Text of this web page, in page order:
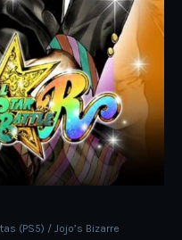
(PS5) / Jojo’s Bizarre